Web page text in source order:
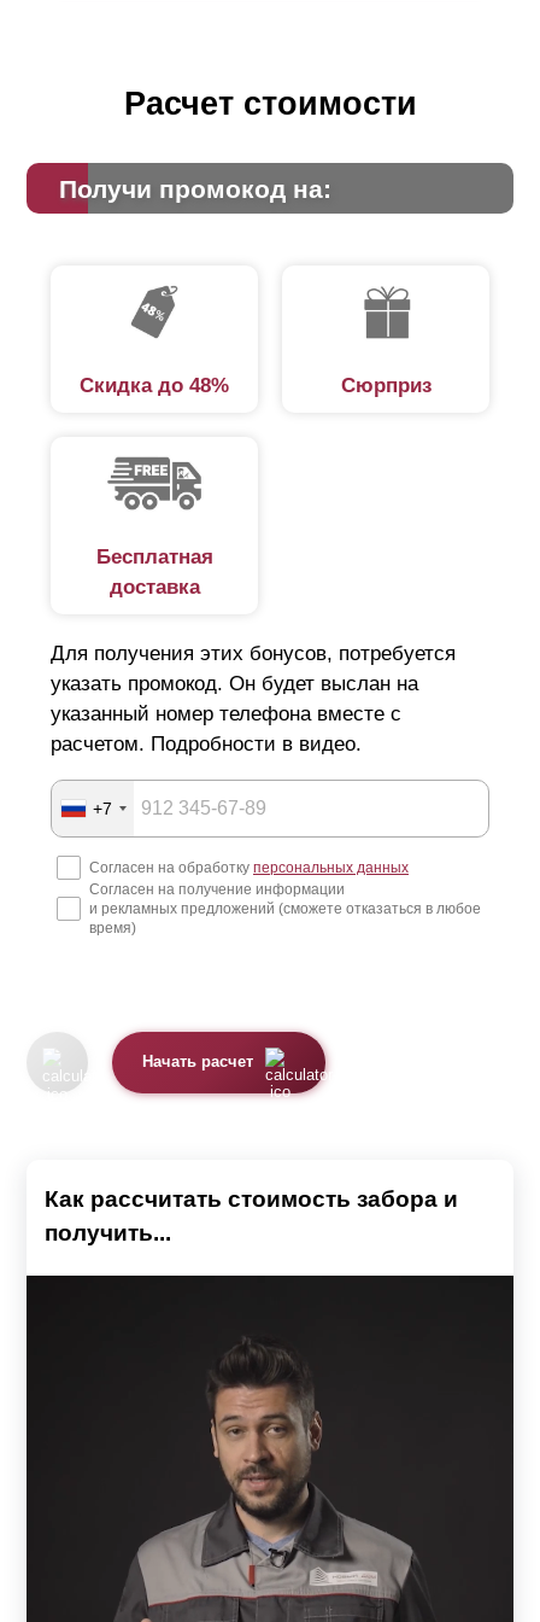
Расчет стоимости
Получи промокод на:
Скидка до 48% Сюрприз
Бесплатная
доставка
Для получения этих бонусов, потребуется
указать промокод. Он будет выслан на
указанный номер телефона вместе с
расчетом. Подробности в видео.
+7
Согласен на обработку персональных данных
Согласен на получение информации
и рекламных предложений (сможете отказаться в любое
время)
Начать расчет
Как рассчитать стоимость забора и
получить...